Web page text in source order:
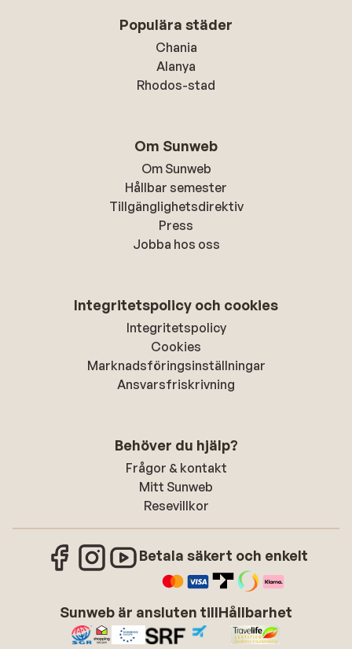
Populära städer
Chania
Alanya
Rhodos-stad
Om Sunweb
Om Sunweb
Hållbar semester
Tillgänglighetsdirektiv
Press
Jobba hos oss
Integritetspolicy och cookies
Integritetspolicy
Cookies
Marknadsföringsinställningar
Ansvarsfriskrivning
Behöver du hjälp?
Frågor & kontakt
Mitt Sunweb
Resevillkor
Betala säkert och enkelt
Sunweb är ansluten tillHållbarhet